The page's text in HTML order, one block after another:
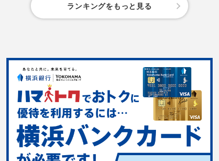
ランキングをもっと見る